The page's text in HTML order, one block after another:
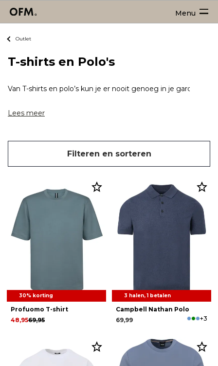
Menu
Outlet
T-shirts en Polo's
Van T-shirts en polo’s kun je er nooit genoeg in je
Lees meer
Filteren en sorteren
30% korting
Profuomo T-shirt
69,95
48,95
3 halen, 1 betalen
Campbell Nathan Polo
69,99
+3